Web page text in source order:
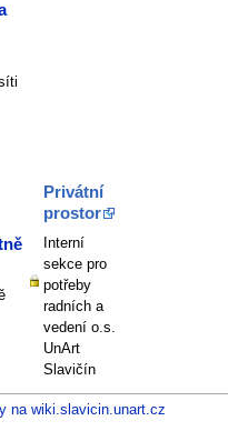
Privátní
prostor
Interní
sekce pro
potřeby
radních a
vedení o.s.
UnArt
Slavičín
na wiki.slavicin.unart.cz